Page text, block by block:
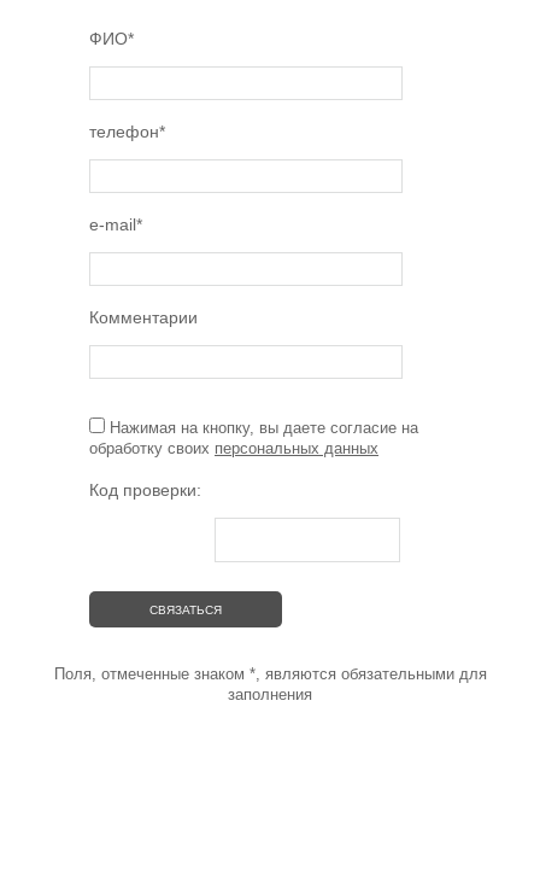
ФИО*
телефон*
e-mail*
Комментарии
Нажимая на кнопку, вы даете согласие на
обработку своих персональных данных
Код проверки:
Поля, отмеченные знаком *, являются обязательными для
заполнения